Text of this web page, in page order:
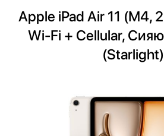
Apple iPad Air 11 (M4,
Wi-Fi + Cellular,
(Starlight)